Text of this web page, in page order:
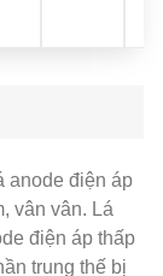
anode điện áp
vân vân. Lá
điện áp thấp
trung thế bị